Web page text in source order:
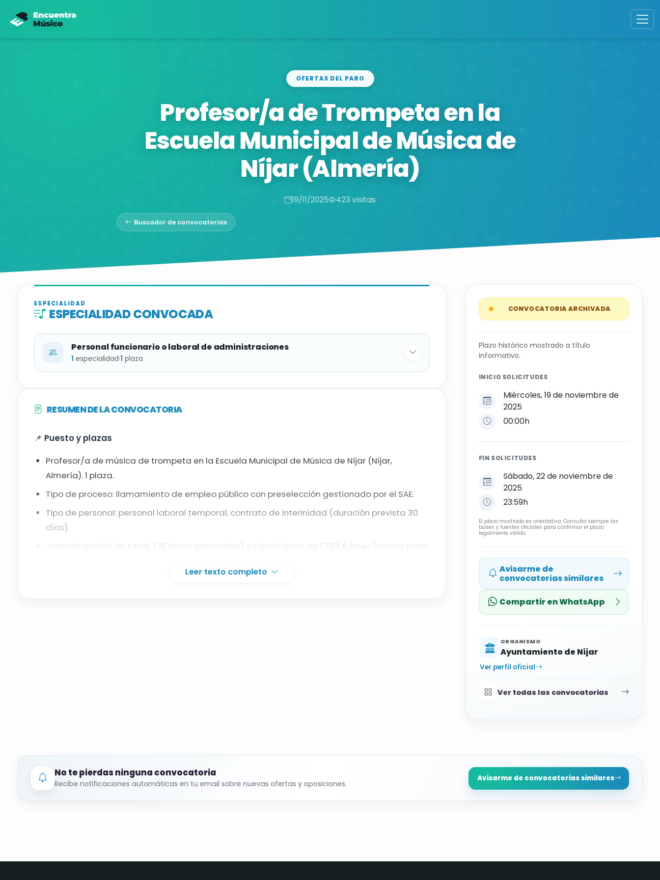
OFERTAS DEL PARO
Profesor/a de Trompeta en la
Escuela Municipal de Música de
Níjar (Almería)
19/11/2025 423 visitas
Buscador de convocatorias
ESPECIALIDAD
ESPECIALIDAD CONVOCADA
Personal funcionario o laboral de administraciones
1 especialidad·1 plaza
Trompeta
RESUMEN DE LA CONVOCATORIA
📌 Puesto y plazas
Profesor/a de música de trompeta en la Escuela Municipal de Música de Níjar (Níjar,
Almería). 1 plaza.
Tipo de proceso: llamamiento de empleo público con preselección gestionado por el SAE.
Tipo de personal: personal laboral temporal, contrato de interinidad (duración prevista 30
días).
Jornada parcial de tarde (25 horas semanales) y salario bruto de 1.793 €/mes (pagas extra
Plazo: hasta el 22/11/2025, según fecha de fin de inscripción indicada en la oferta (publicada
el 19/11/2025).
Cómo:
Es imprescindible estar inscrito/a como demandante de empleo en los Servicios Públicos
Leer texto completo
CONVOCATORIA ARCHIVADA
Plazo histórico mostrado a título
informativo.
INICIO SOLICITUDES
Miércoles, 19 de noviembre de
2025
00:00h
FIN SOLICITUDES
Sábado, 22 de noviembre de
2025
23:59h
El plazo mostrado es orientativo. Consulta siempre las
bases y fuentes oficiales para confirmar el plazo
legalmente válido.
Avisarme de
convocatorias similares
Compartir en WhatsApp
ORGANISMO
Ayuntamiento de Níjar
Ver perfil oficial
Ver todas las convocatorias
No te pierdas ninguna convocatoria
Recibe notificaciones automáticas en tu email sobre nuevas ofertas y oposiciones.
Avisarme de convocatorias similares